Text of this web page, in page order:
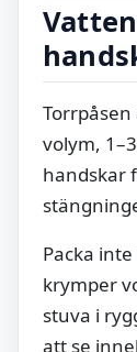
volym,
handskar
Packa
krymper
stuva i
att se